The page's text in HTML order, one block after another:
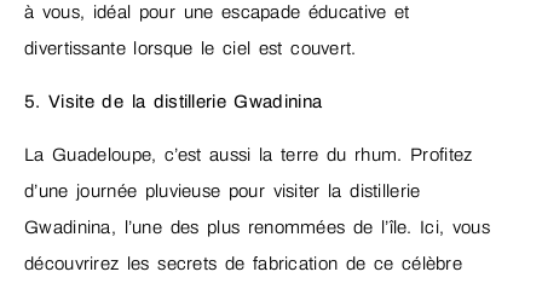
à vous, idéal pour une escapade éducative et
divertissante lorsque le ciel est couvert.
5. Visite de la distillerie Gwadinina
La Guadeloupe, c’est aussi la terre du rhum. Profitez
d’une journée pluvieuse pour visiter la distillerie
Gwadinina, l’une des plus renommées de l’île. Ici, vous
découvrirez les secrets de fabrication de ce célèbre